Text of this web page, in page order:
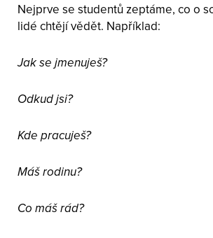
Nejprve se studentů zeptáme, co o
lidé chtějí vědět. Například:
Jak se jmenuješ?
Odkud jsi?
Kde pracuješ?
Máš rodinu?
Co máš rád?